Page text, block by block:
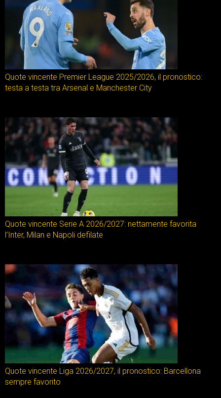
Quote vincente Premier League 2025/2026, il pronostico:
testa a testa tra Arsenal e Manchester City
Quote vincente Serie A 2026/2027: nettamente favorita
l’Inter, Milan e Napoli defilate
Quote vincente Liga 2026/2027, il pronostico: Barcellona
sempre favorito